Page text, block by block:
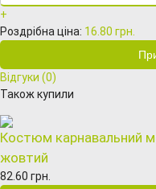
+
Роздрібна ціна: 16.80 грн.
Відгуки (0)
Також купили
Костюм карнавальний
жовтий
82.60 грн.